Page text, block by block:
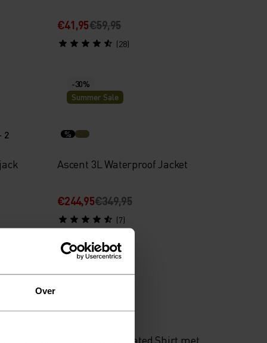
Over
€41,95€59,95
(28)
2
-30%
Summer Sale
%
Ascent 3L Waterproof Jacket
€244,95€349,95
(7)
-30%
Summer Sale
% %
Transition Insulated Shirt met